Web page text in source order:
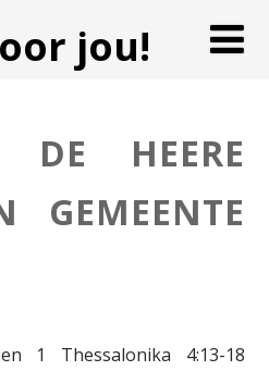
jou!
HEERE
GEMEENTE
1 Thessalonika 4:13-18